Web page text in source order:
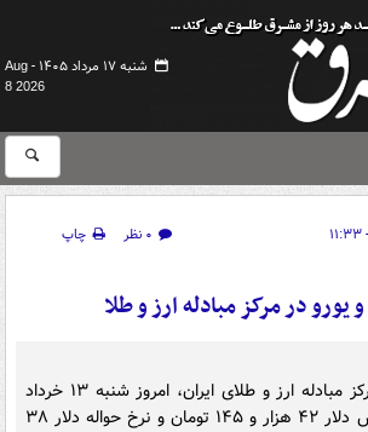
شنبه ۱۷ مرداد ۱۴۰۵ -
Aug
8 2026
۰ نظر
چاپ
یورو در مرکز مبادله ارز و طلا
در تابلوی معاملاتی مرکز مبادله ارز و طلای ایران، امروز شنبه ۱۳ خرداد
ماه، قیمت هر اسکناس دلار ۴۲ هزار و ۱۴۵ تومان و نرخ حواله دلار ۳۸